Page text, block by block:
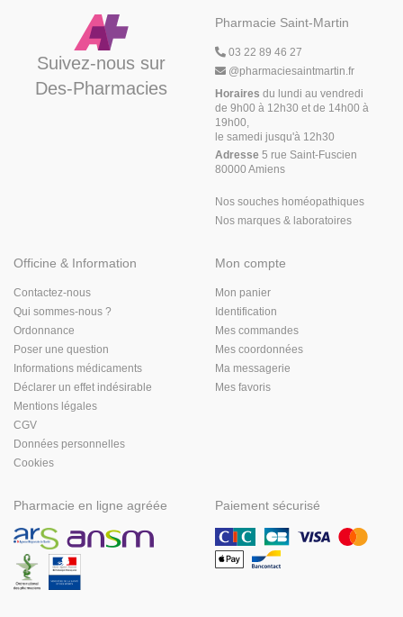
Suivez-nous sur
Des-Pharmacies
Pharmacie Saint-Martin
03 22 89 46 27
@pharmaciesaintmartin.fr
Horaires du lundi au vendredi
de 9h00 à 12h30 et de 14h00 à
19h00,
le samedi jusqu'à 12h30
Adresse 5 rue Saint-Fuscien
80000 Amiens
Nos souches homéopathiques
Nos marques & laboratoires
Officine & Information
Contactez-nous
Qui sommes-nous ?
Ordonnance
Poser une question
Informations médicaments
Déclarer un effet indésirable
Mentions légales
CGV
Données personnelles
Cookies
Mon compte
Mon panier
Identification
Mes commandes
Mes coordonnées
Ma messagerie
Mes favoris
Pharmacie en ligne agréée Paiement sécurisé